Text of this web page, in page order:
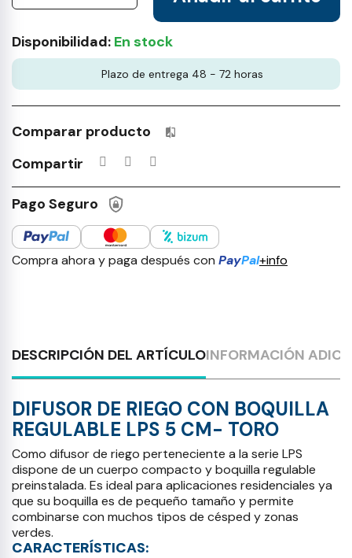
Disponibilidad: En stock
Plazo de entrega 48 - 72 horas
Comparar producto Productos incluidos en tu lista
Compartir
Pago Seguro
Compra ahora y paga después con PayPal+info
DESCRIPCIÓN DEL ARTÍCULOINFORMACIÓN
DIFUSOR DE RIEGO CON BOQUILLA
REGULABLE LPS 5 CM- TORO
Como difusor de riego perteneciente a la serie LPS
dispone de un cuerpo compacto y boquilla regulable
preinstalada. Es ideal para aplicaciones residenciales ya
que su boquilla es de pequeño tamaño y permite
combinarse con muchos tipos de césped y zonas
verdes.
CARACTERÍSTICAS: